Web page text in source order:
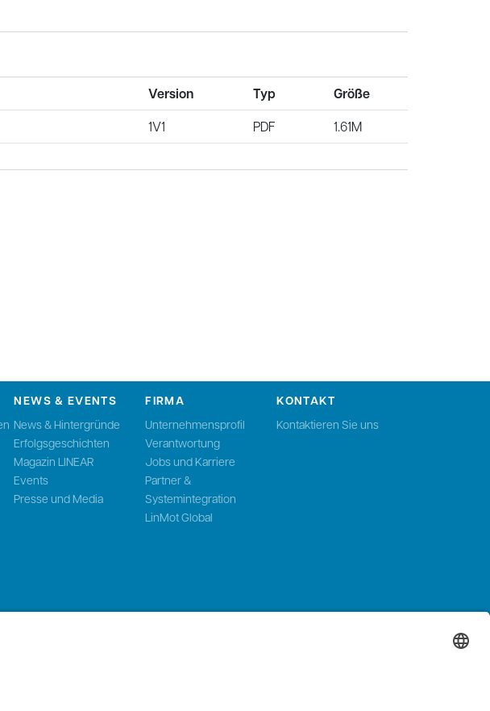
Version Typ Größe
1V1 PDF 1.61M
NEWS & EVENTS
News & Hintergründe
Erfolgsgeschichten
Magazin LINEAR
Events
Presse und Media
FIRMA
Unternehmensprofil
Verantwortung
Jobs und Karriere
Partner &
Systemintegration
LinMot Global
KONTAKT
Kontaktieren Sie uns